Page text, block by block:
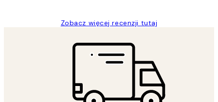
Zobacz więcej recenzji tutaj